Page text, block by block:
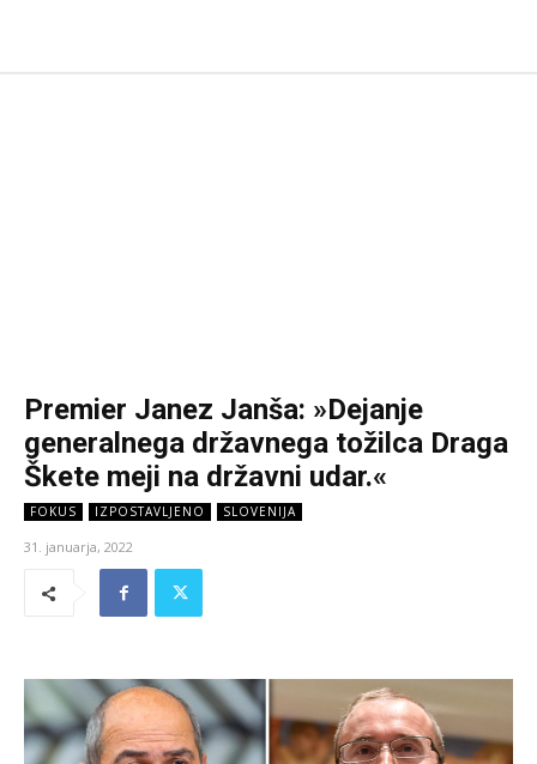
Premier Janez Janša: »Dejanje
generalnega državnega tožilca Draga
Škete meji na državni udar.«
FOKUS IZPOSTAVLJENO SLOVENIJA
31. januarja, 2022